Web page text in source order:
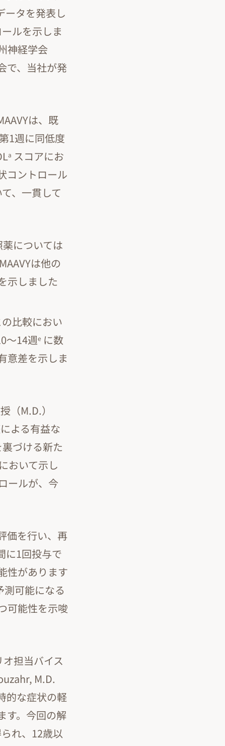
ータを発表し
ルを示しま
神経学会
で、当社が発
は、既
1週に同低度
a スコアにお
コントロール
、一貫して
については
は他の
示しました
比較におい
～14週e に数
意差を示しま
（M.D.）
よる有益な
づける新た
おいて示し
ールが、今
価を行い、再
に1回投与で
性があります
測可能になる
可能性を示唆
担当バイス
M.D.
的な症状の軽
す。今回の解
れ、12歳以